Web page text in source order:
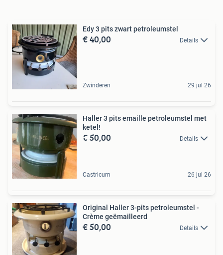
Edy 3 pits zwart petroleumstel
€ 40,00 Details
Zwinderen 29 jul 26
Haller 3 pits emaille petroleumstel met
ketel!
€ 50,00 Details
Castricum 26 jul 26
Original Haller 3-pits petroleumstel -
Crème geëmailleerd
€ 50,00 Details